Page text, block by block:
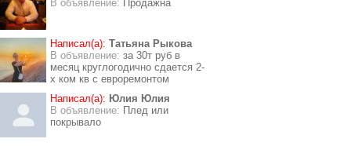
В объявление: Продажна
Написал(а): Татьяна Рыкова
В объявление: за 30т руб в
месяц круглогодично сдается 2-
х ком кв с евроремонтом
Написал(а): Юлия Юлия
В объявление: Плед или
покрывало